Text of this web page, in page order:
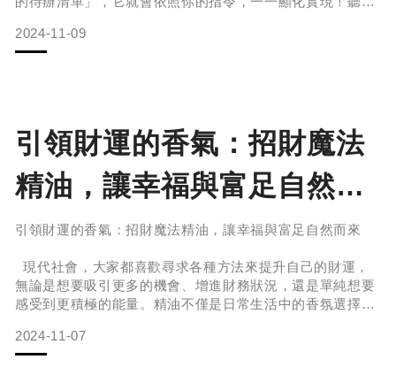
運體質，迎戰2025！
結果=意識＋能量＋行為＋選擇你所列出的待辦清單，就是
在你有意識的前提之下，為大腦灌注足夠的能量，進一步影
2024-11-09
引領財運的香氣：招財魔法
精油，讓幸福與富足自然而
來
引領財運的香氣：招財魔法精油，讓幸福與富足自然而來
現代社會，大家都喜歡尋求各種方法來提升自己的財運，
無論是想要吸引更多的機會、增進財務狀況，還是單純想要
感受到更積極的能量。精油不僅是日常生活中的香氛選擇，
向的變化，甚至對我們的財富運作產生積極影響。雖然不具
備魔法般的超自然能力，但它們通過純植物提煉的香氣和能
2024-11-07